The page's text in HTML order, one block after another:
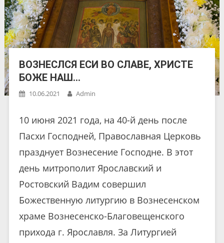
ВОЗНЕСЛСЯ ЕСИ ВО СЛАВЕ, ХРИСТЕ
БОЖЕ НАШ…
10.06.2021 Admin
10 июня 2021 года, на 40-й день после
Пасхи Господней, Православная Церковь
празднует Вознесение Господне. В этот
день митрополит Ярославский и
Ростовский Вадим совершил
Божественную литургию в Вознесенском
храме Вознесенско-Благовещенского
прихода г. Ярославля. За Литургией